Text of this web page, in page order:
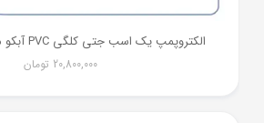
الکتروپمپ یک اسب جتی کلگی PVC آبکو مدل ABCO JP100
20,800,000 تومان